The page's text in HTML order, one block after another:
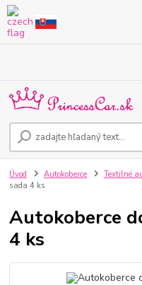
Úvod Autokoberce Textilné
sada 4 ks
Autokoberce
4 ks